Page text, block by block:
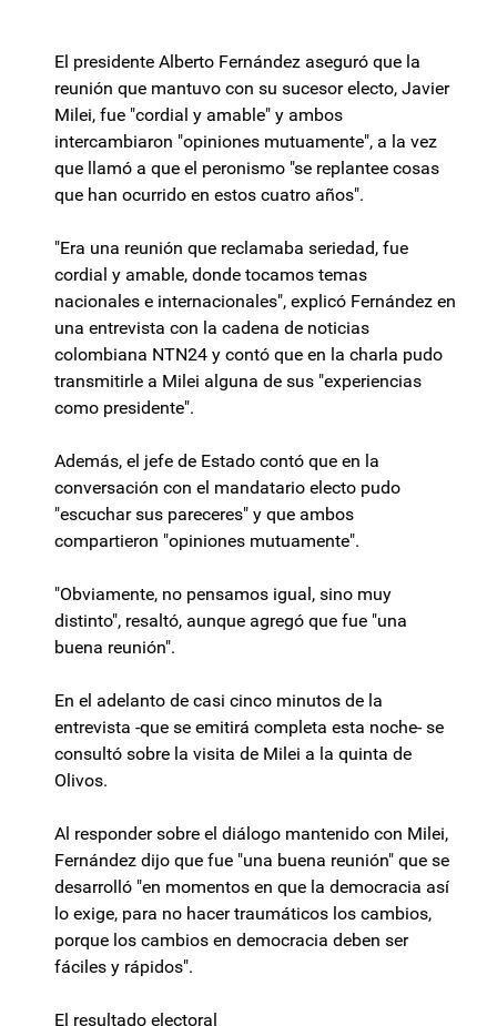
El presidente Alberto Fernández aseguró que la
reunión que mantuvo con su sucesor electo, Javier
Milei, fue "cordial y amable" y ambos
intercambiaron "opiniones mutuamente", a la vez
que llamó a que el peronismo "se replantee cosas
que han ocurrido en estos cuatro años".
"Era una reunión que reclamaba seriedad, fue
cordial y amable, donde tocamos temas
nacionales e internacionales", explicó Fernández en
una entrevista con la cadena de noticias
colombiana NTN24 y contó que en la charla pudo
transmitirle a Milei alguna de sus "experiencias
como presidente".
Además, el jefe de Estado contó que en la
conversación con el mandatario electo pudo
"escuchar sus pareceres" y que ambos
compartieron "opiniones mutuamente".
"Obviamente, no pensamos igual, sino muy
distinto", resaltó, aunque agregó que fue "una
buena reunión".
En el adelanto de casi cinco minutos de la
entrevista -que se emitirá completa esta noche- se
consultó sobre la visita de Milei a la quinta de
Olivos.
Al responder sobre el diálogo mantenido con Milei,
Fernández dijo que fue "una buena reunión" que se
desarrolló "en momentos en que la democracia así
lo exige, para no hacer traumáticos los cambios,
porque los cambios en democracia deben ser
fáciles y rápidos".
El resultado electoral